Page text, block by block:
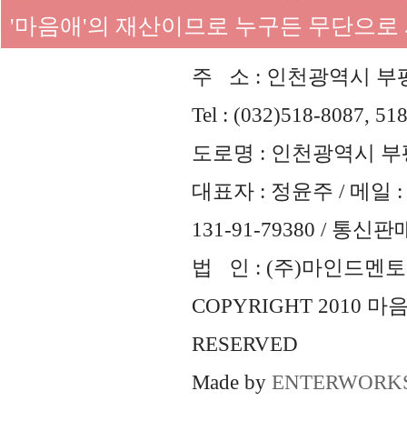
'마음애'의 재산이므로 누구든 무단으
주 소 : 인천광역시 부
Tel : (032)518-8087,
도로명 : 인천광역시
대표자 : 정윤주 / 메일 :
131-91-79380 / 통신판
법 인 : (주)마인드멘토
COPYRIGHT 2010 마
RESERVED
Made by